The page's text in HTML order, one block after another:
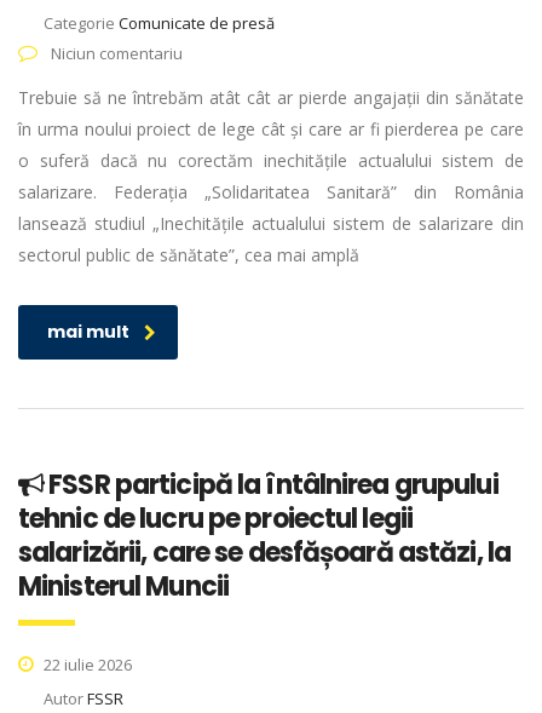
Categorie Comunicate de presă
Niciun comentariu
Trebuie să ne întrebăm atât cât ar pierde angajații din sănătate
în urma noului proiect de lege cât și care ar fi pierderea pe care
o suferă dacă nu corectăm inechitățile actualului sistem de
salarizare. Federația „Solidaritatea Sanitară” din România
lansează studiul „Inechitățile actualului sistem de salarizare din
sectorul public de sănătate”, cea mai amplă
mai mult
FSSR participă la întâlnirea grupului
tehnic de lucru pe proiectul legii
salarizării, care se desfășoară astăzi, la
Ministerul Muncii
22 iulie 2026
AutorFSSR